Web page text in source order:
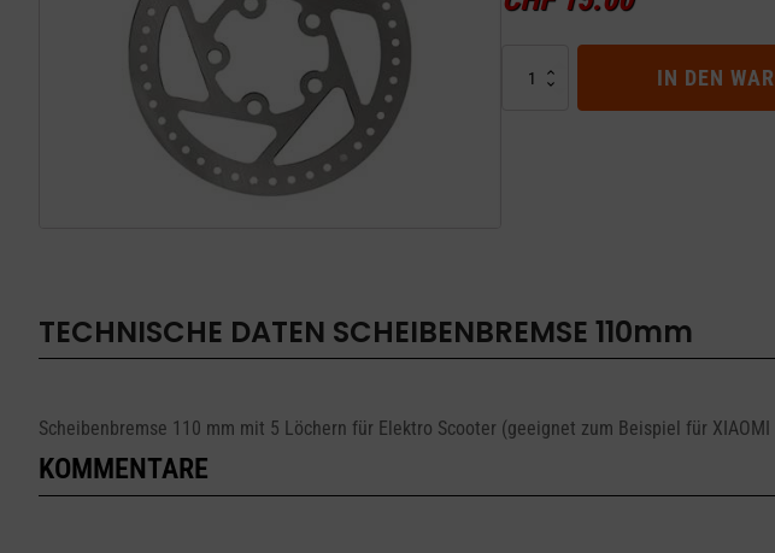
SCHEIBENBREMSE
IN DEN
TECHNISCHE DATEN SCHEIBENBREMSE 110mm
Scheibenbremse 110 mm mit 5 Löchern für Elektro Scooter (geeignet zum Beispiel für XIAOMI
KOMMENTARE